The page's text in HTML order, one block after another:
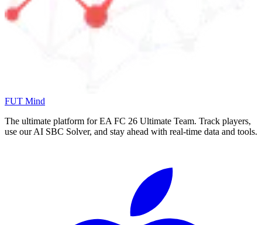
FUT Mind
The ultimate platform for EA FC 26 Ultimate Team. Track players,
use our AI SBC Solver, and stay ahead with real-time data and tools.